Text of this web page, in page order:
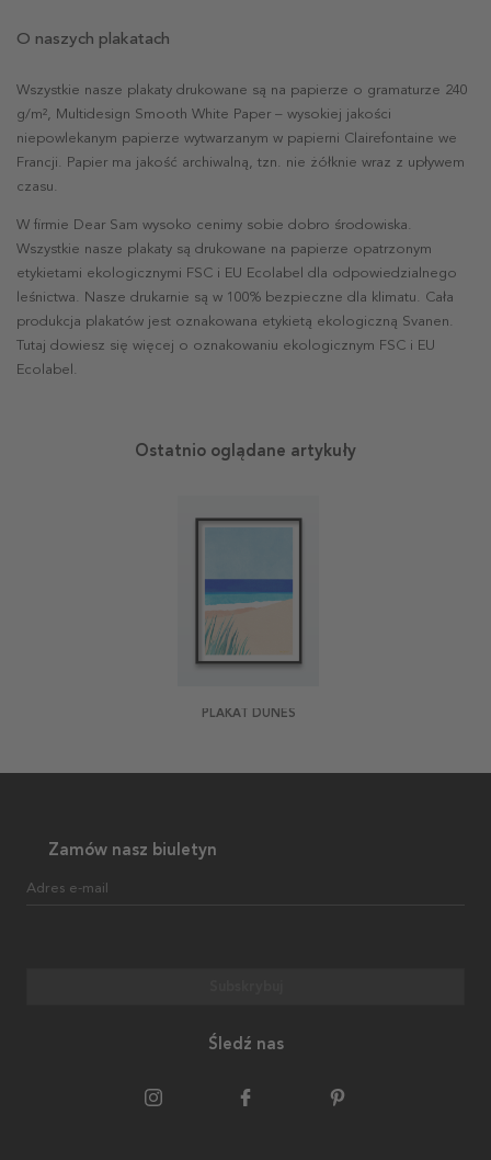
O naszych plakatach
Wszystkie nasze plakaty drukowane są na papierze o gramaturze 240
g/m², Multidesign Smooth White Paper – wysokiej jakości
niepowlekanym papierze wytwarzanym w papierni Clairefontaine we
Francji. Papier ma jakość archiwalną, tzn. nie żółknie wraz z upływem
czasu.
W firmie Dear Sam wysoko cenimy sobie dobro środowiska.
Wszystkie nasze plakaty są drukowane na papierze opatrzonym
etykietami ekologicznymi FSC i EU Ecolabel dla odpowiedzialnego
leśnictwa. Nasze drukarnie są w 100% bezpieczne dla klimatu. Cała
produkcja plakatów jest oznakowana etykietą ekologiczną Svanen.
Tutaj dowiesz się więcej o oznakowaniu ekologicznym FSC i EU
Ecolabel.
Ostatnio oglądane artykuły
PLAKAT DUNES
Zamów nasz biuletyn
Adres e-mail
Śledź nas